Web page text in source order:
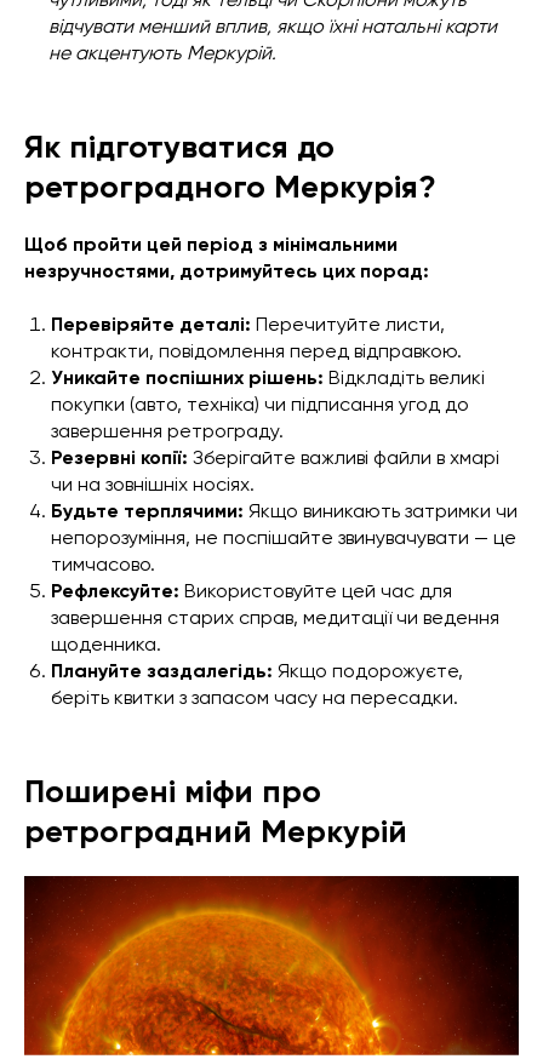
відчувати менший вплив, якщо їхні натальні карти
не акцентують Меркурій.
Як підготуватися до
ретроградного Меркурія?
Щоб пройти цей період з мінімальними
незручностями, дотримуйтесь цих порад:
Перевіряйте деталі: Перечитуйте листи,
контракти, повідомлення перед відправкою.
Уникайте поспішних рішень: Відкладіть великі
покупки (авто, техніка) чи підписання угод до
завершення ретрограду.
Резервні копії: Зберігайте важливі файли в хмарі
чи на зовнішніх носіях.
Будьте терплячими: Якщо виникають затримки чи
непорозуміння, не поспішайте звинувачувати — це
тимчасово.
Рефлексуйте: Використовуйте цей час для
завершення старих справ, медитації чи ведення
щоденника.
Плануйте заздалегідь: Якщо подорожуєте,
беріть квитки з запасом часу на пересадки.
Поширені міфи про
ретроградний Меркурій